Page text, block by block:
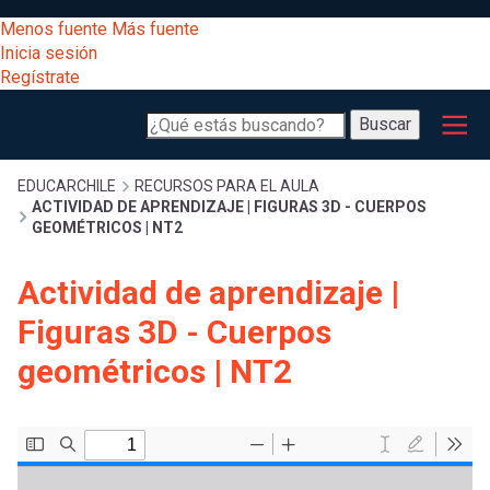
al
contenido
principal
[Educarchile
Escritorio]
Menú
entrar
a
mi
Menos fuente Más fuente
Inicia sesión
Regístrate
Buscar
Buscar
Menú
principal
Desarrollo
Expand
Gestión
curricular
Comunidad
Expand
Exploración
Expand
[Educarchile
sesión
Regístrate
Sobrescribir
enlaces
de
ayuda
a
EDUCARCHILE
RECURSOS PARA EL AULA
ACTIVIDAD DE APRENDIZAJE | FIGURAS 3D - CUERPOS
GEOMÉTRICOS | NT2
Actividad de aprendizaje |
Figuras 3D - Cuerpos
geométricos | NT2
registrarte.
Inicia sesión.